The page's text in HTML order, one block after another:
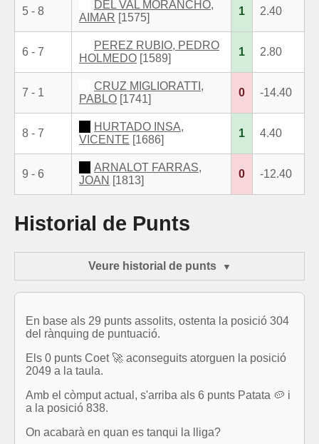
5 - 8
DEL VAL MORANCHO,
AIMAR [1575]
1 2.40
6 - 7
PEREZ RUBIO, PEDRO
HOLMEDO [1589]
1 2.80
7 - 1
CRUZ MIGLIORATTI,
PABLO [1741]
0 -14.40
8 - 7
HURTADO INSA,
VICENTE [1686]
1 4.40
9 - 6
ARNALOT FARRAS,
JOAN [1813]
0 -12.40
Historial de Punts
Veure historial de punts
En base als 29 punts assolits, ostenta la posició 304
del rànquing de puntuació.
Els 0 punts Coet 🚀 aconseguits atorguen la posició
2049 a la taula.
Amb el còmput actual, s'arriba als 6 punts Patata 🥔 i
a la posició 838.
On acabarà en quan es tanqui la lliga?